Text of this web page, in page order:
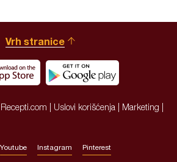
Vrh stranice
| Uslovi korišćenja Marketing
Youtube Instagram Pinterest